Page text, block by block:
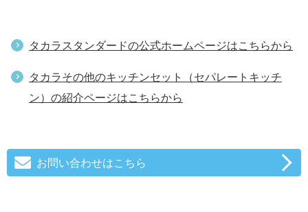
タカラスタンダードの公式ホームページはこちらから
タカラその他のキッチンセット（セパレートキッチ
ン）の紹介ページはこちらから
お問い合わせはこちら